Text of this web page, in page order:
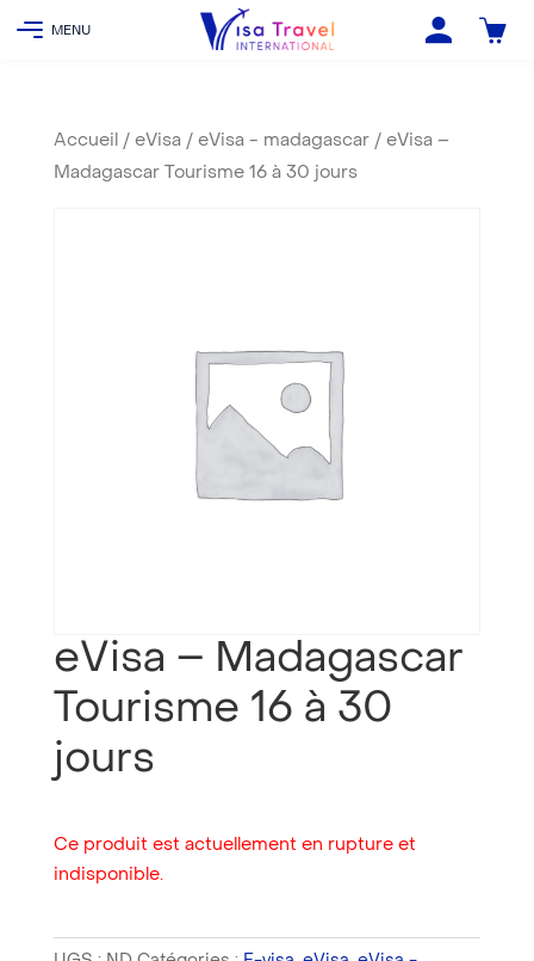
Accueil / eVisa / eVisa - madagascar/ eVisa –
Madagascar Tourisme 16 à 30 jours
eVisa – Madagascar
Tourisme 16 à 30
jours
Ce produit est actuellement en rupture et
indisponible.